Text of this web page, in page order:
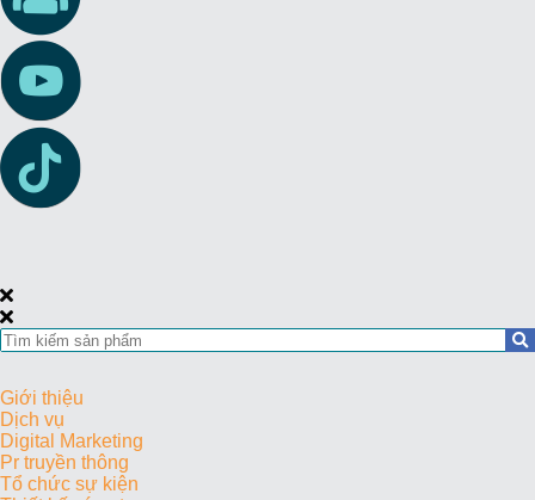
Giới thiệu
Dịch vụ
Digital Marketing
Pr truyền thông
Tổ chức sự kiện